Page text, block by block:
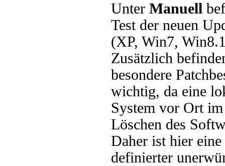
Unter Manuell
Test der neuen
(XP, Win7,
Zusätzlich
besondere
wichtig, da eine
System vor Ort
Löschen des
Daher ist hier
definierter